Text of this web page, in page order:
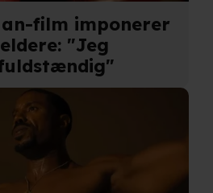
film imponerer
"Jeg